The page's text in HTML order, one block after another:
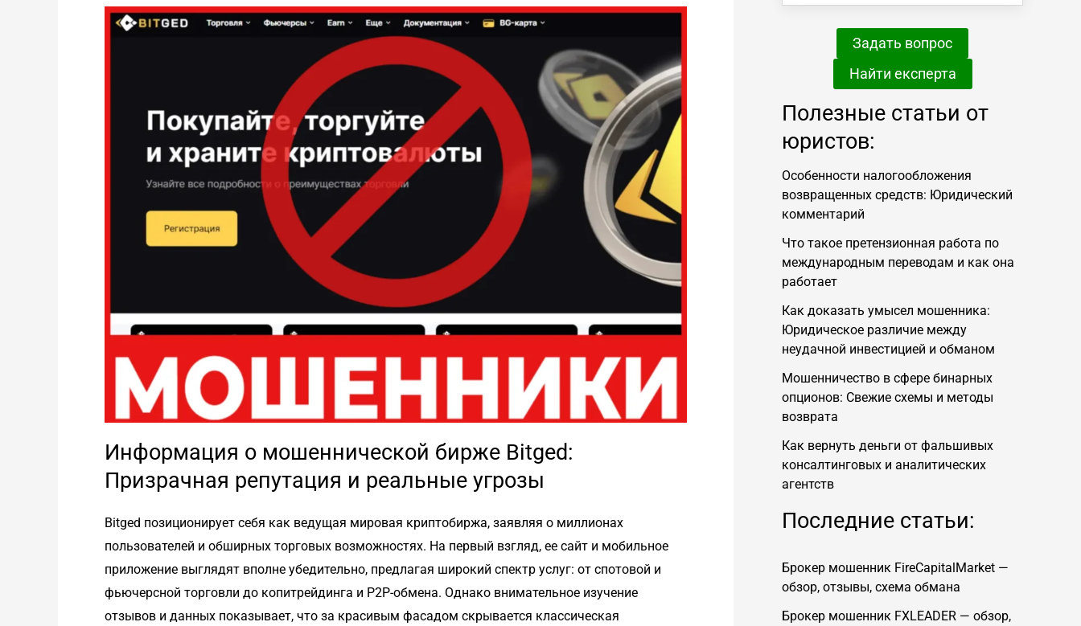
Информация о мошеннической бирже Bitged:
Призрачная репутация и реальные угрозы
Bitged позиционирует себя как ведущая мировая криптобиржа, заявляя о миллионах
пользователей и обширных торговых возможностях. На первый взгляд, ее сайт и мобильное
приложение выглядят вполне убедительно, предлагая широкий спектр услуг: от спотовой и
фьючерсной торговли до копитрейдинга и P2P-обмена. Однако внимательное изучение
отзывов и данных показывает, что за красивым фасадом скрывается классическая
Задать вопрос
Найти експерта
Полезные статьи от
юристов:
Особенности налогообложения
возвращенных средств: Юридический
комментарий
Что такое претензионная работа по
международным переводам и как она
работает
Как доказать умысел мошенника:
Юридическое различие между
неудачной инвестицией и обманом
Мошенничество в сфере бинарных
опционов: Свежие схемы и методы
возврата
Как вернуть деньги от фальшивых
консалтинговых и аналитических
агентств
Последние статьи:
Брокер мошенник FireCapitalMarket —
обзор, отзывы, схема обмана
Брокер мошенник FXLEADER — обзор,